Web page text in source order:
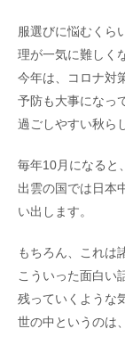
服選びに悩むくら
理が一気に難しく
今年は、コロナ対
予防も大事になっ
過ごしやすい秋ら
毎年10月になると
出雲の国では日本
い出します。
もちろん、これは
こういった面白い
残っていくような
世の中というのは